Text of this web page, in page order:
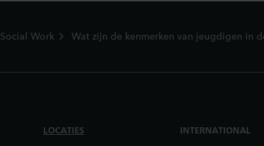
Social Work Wat zijn de kenmerken van jeugdigen in
LOCATIES INTERNATIONAL